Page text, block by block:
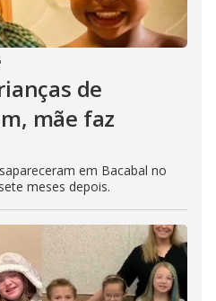
de
mãe faz
em Bacabal no
meses depois.